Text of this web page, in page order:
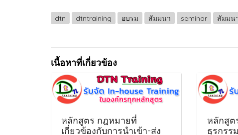
dtn dtntraining อบรม สัมมนา seminar สัมมน
เนื้อหาที่เกี่ยวข้อง
หลักสูตร กฎหมายที่
เกี่ยวข้องกับการนำเข้า-ส่ง
หลักสูต
ธุรกรร